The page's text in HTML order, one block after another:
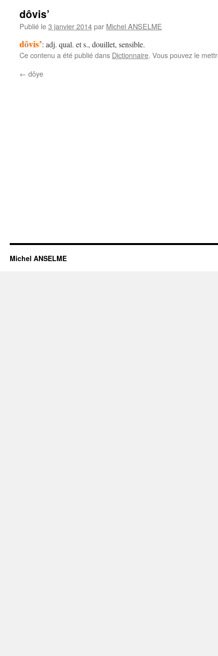
dôvis’
Publié le3 janvier 2014par Michel ANSELME
dôvis’: adj. qual. et s., douillet, sensible.
Ce contenu a été publié dans Dictionnaire. Vous pouvez le
← dôye
Michel ANSELME